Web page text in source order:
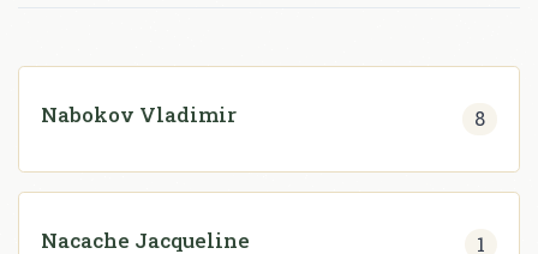
Nabokov Vladimir 8
Nacache Jacqueline 1